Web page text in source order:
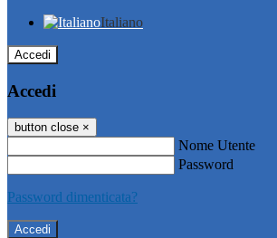
Italiano
Accedi
Accedi
button close ×
Nome Utente
Password
Password dimenticata?